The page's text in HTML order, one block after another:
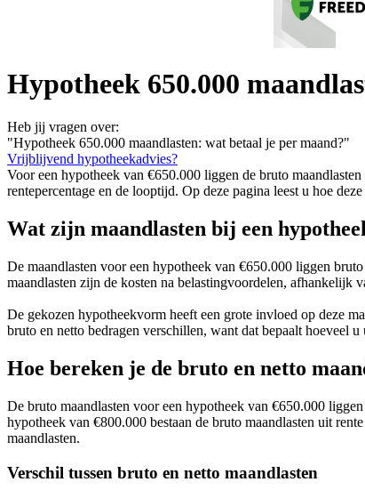
Hypotheek 650.000
Heb jij vragen over:
"Hypotheek 650.000 maandlasten: wat betaal je per maand?"
Vrijblijvend hypotheekadvies?
Voor een hypotheek van €650.000 liggen de bruto
rentepercentage en de looptijd. Op deze pagina leest u hoe
Wat zijn maandlasten bij een
De maandlasten voor een hypotheek van €650.000 liggen
maandlasten zijn de kosten na belastingvoordelen, afhankelijk
De gekozen hypotheekvorm heeft een grote invloed op deze
bruto en netto bedragen verschillen, want dat bepaalt hoeveel
Hoe bereken je de bruto en netto
De bruto maandlasten voor een hypotheek van €650.000
hypotheek van €800.000 bestaan de bruto maandlasten uit
maandlasten.
Verschil tussen bruto en netto maandlasten